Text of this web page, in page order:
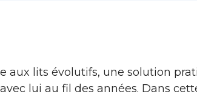
aux lits évolutifs, une solution
lui au fil des années. Dans